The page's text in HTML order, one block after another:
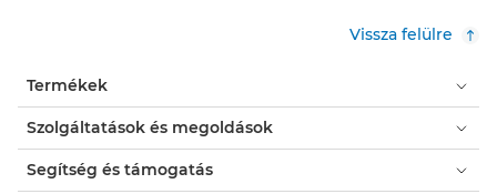
Vissza felülre
Termékek
Szolgáltatások és megoldások
Segítség és támogatás